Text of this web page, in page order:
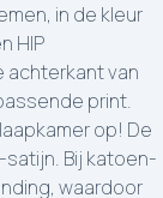
in de kleur
HIP
achterkant van
print.
op! De
Bij katoen-
waardoor